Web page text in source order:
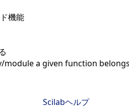
機能
a given function
Scilabヘルプ